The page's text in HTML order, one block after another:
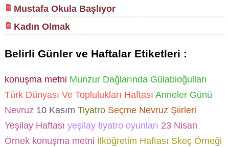
Mustafa Okula Başlıyor
Kadın Olmak
Belirli Günler ve Haftalar Etiketleri :
konuşma metni Munzur Dağlarında Gülabioğulları
Türk Dünyası Ve Toplulukları Haftası Anneler Günü
Nevruz 10 Kasım TiyatroSeçme Nevruz Şiirleri
Yeşilay Haftası yeşilay tiyatro oyunları 23 Nisan
Örnek konuşma metni İlköğretim Haftası Skeç Örneği